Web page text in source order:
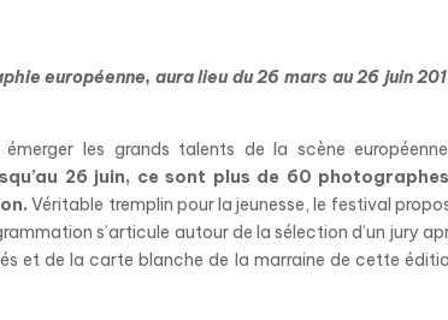
européenne, aura lieu du 26 mars au 26 juin
les grands talents de la scène
26 juin, ce sont plus de 60
Véritable tremplin pour la jeunesse, le festival
s’articule autour de la sélection d’un jury
et de la carte blanche de la marraine de cette